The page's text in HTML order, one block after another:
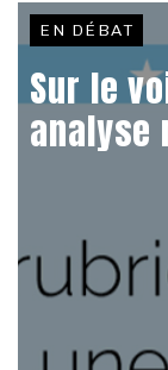
EN DÉBAT
Sur le